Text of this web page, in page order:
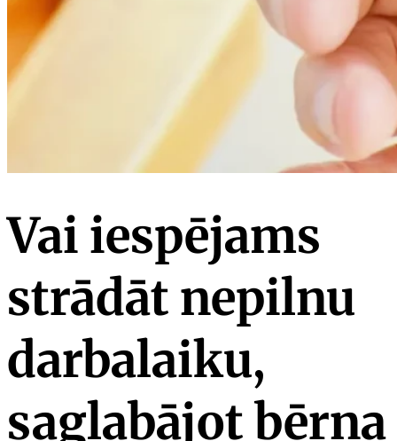
Vai iespējams
strādāt nepilnu
darbalaiku,
saglabājot bērna